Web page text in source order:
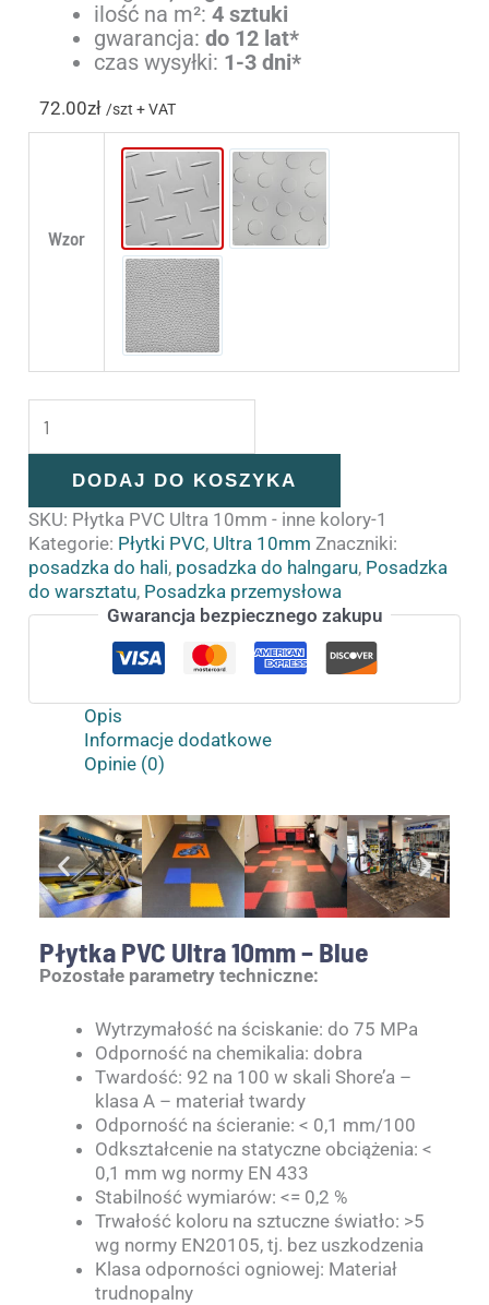
ilość na m²:4 sztuki
gwarancja:do 12 lat*
czas wysyłki: 1-3 dni*
72.00zł /szt + VAT
Wzor
Diamond Ring
Skin
DODAJ DO KOSZYKA
SKU: Płytka PVC Ultra 10mm - inne kolory-1
Kategorie: Płytki PVC, Ultra 10mm Znaczniki:
posadzka do hali, posadzka do halngaru, Posadzka
do warsztatu, Posadzka przemysłowa
Gwarancja bezpiecznego zakupu
Opis
Informacje dodatkowe
Opinie (0)
Płytka PVC Ultra 10mm – Blue
Pozostałe parametry techniczne:
Wytrzymałość na ściskanie: do 75 MPa
Odporność na chemikalia: dobra
Twardość: 92 na 100 w skali Shore’a –
klasa A – materiał twardy
Odporność na ścieranie: < 0,1 mm/100
Odkształcenie na statyczne obciążenia: <
0,1 mm wg normy EN 433
Stabilność wymiarów: <= 0,2 %
Trwałość koloru na sztuczne światło: >5
wg normy EN20105, tj. bez uszkodzenia
Klasa odporności ogniowej: Materiał
trudnopalny